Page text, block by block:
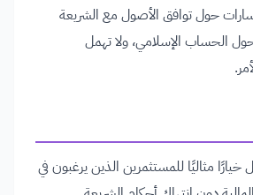
حول توافق الأصول مع الشريعة
الحساب الإسلامي، ولا تهمل
خيارًا مثاليًا للمستثمرين الذين يرغبون في